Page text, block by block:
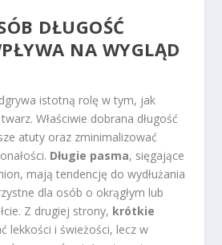
DŁUGOŚĆ
NA WYGLĄD
istotną rolę w tym, jak
Właściwie dobrana długość
atuty oraz zminimalizować
Długie pasma, sięgające
mają tendencję do wydłużania
dla osób o okrągłym lub
Z drugiej strony, krótkie
lekkości i świeżości, lecz w